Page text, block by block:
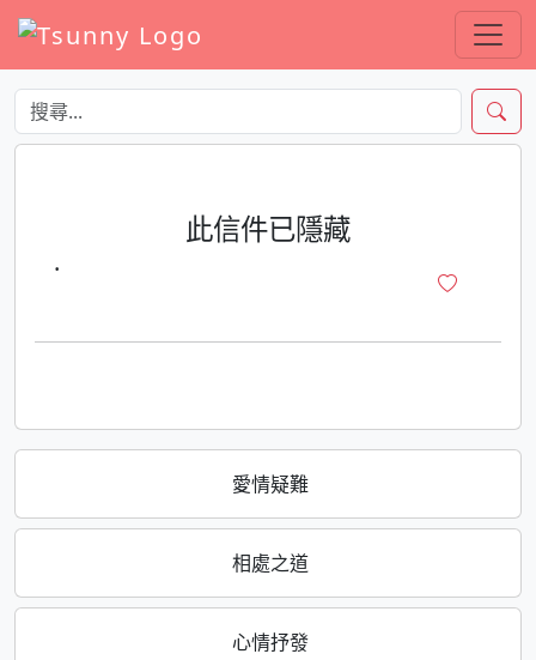
愛情疑難
相處之道
心情抒發
此信件已隱藏
·